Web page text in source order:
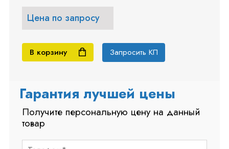
Цена по запросу
В корзину Запросить КП
Гарантия лучшей цены
Получите персональную цену на данный
товар